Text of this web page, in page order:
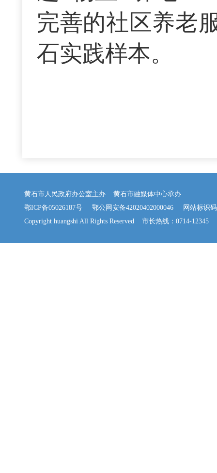
完善的社区养老
石实践样本。
黄石市人民政府办公室主办 黄石市融媒体中心承办
鄂ICP备05026187号
鄂公网安备42020402000046 网站标识码
Copyright huangshi All Rights Reserved 市长热线：0714-12345